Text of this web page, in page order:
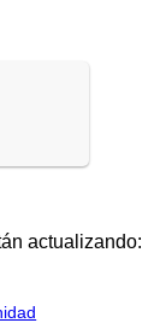
actualizando: